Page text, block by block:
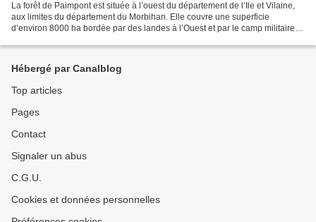
La forêt de Paimpont est située à l’ouest du département de l’Ile et Vilaine,
aux limites du département du Morbihan. Elle couvre une superficie
d’environ 8000 ha bordée par des landes à l’Ouest et par le camp militaire
Hébergé par Canalblog
Top articles
Pages
Contact
Signaler un abus
C.G.U.
Cookies et données personnelles